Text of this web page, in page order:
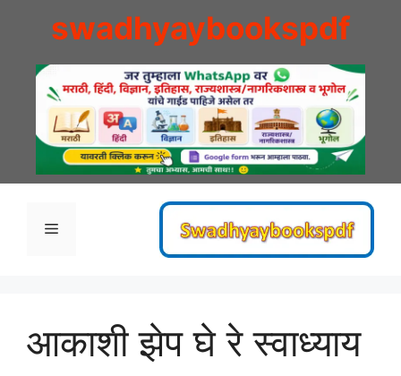
swadhyaybookspdf
Menu
आकाशी झेप घे रे स्वाध्याय